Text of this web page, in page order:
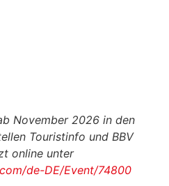
November 2026 in den
Touristinfo und BBV
online unter
de-DE/Event/74800